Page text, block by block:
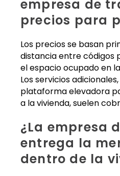
empresa de
precios para
Los precios se basan
distancia entre códigos
el espacio ocupado en
Los servicios
plataforma elevadora
a la vivienda, suelen
¿La empresa
entrega la
dentro de la